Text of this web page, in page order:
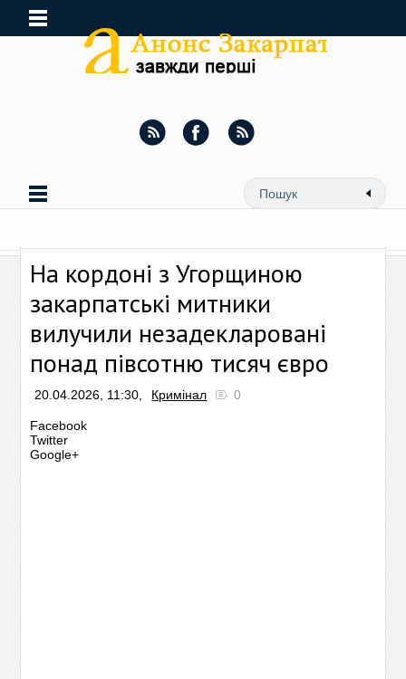
На кордоні з Угорщиною
закарпатські митники
вилучили незадекларовані
понад півсотню тисяч євро
20.04.2026, 11:30, Кримінал 0
Facebook
Twitter
Google+